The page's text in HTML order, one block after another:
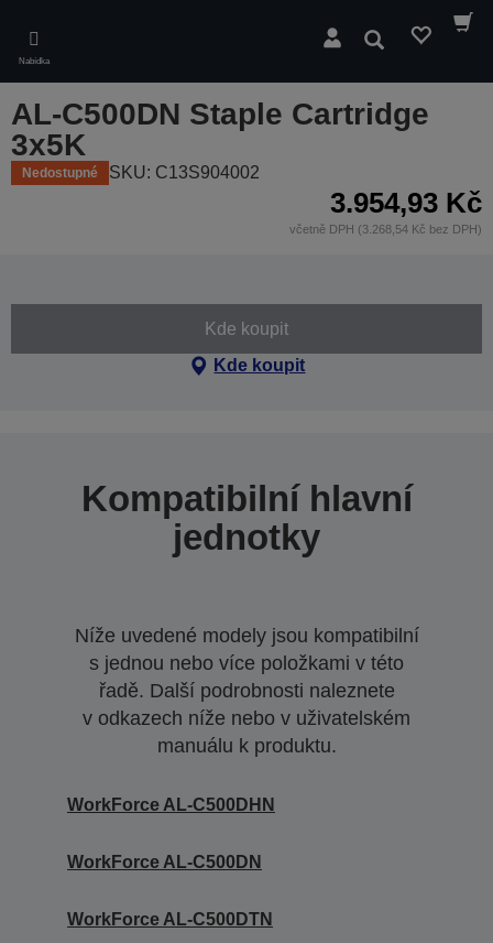
main
content
Nabídka
Hledat
AL-C500DN Staple Cartridge
3x5K
Nedostupné SKU: C13S904002
3.954,93 Kč
včetně DPH (3.268,54 Kč bez DPH)
Kde koupit
Kde koupit
Kompatibilní hlavní
jednotky
Níže uvedené modely jsou kompatibilní
s jednou nebo více položkami v této
řadě. Další podrobnosti naleznete
v odkazech níže nebo v uživatelském
manuálu k produktu.
WorkForce AL-C500DHN
WorkForce AL-C500DN
WorkForce AL-C500DTN